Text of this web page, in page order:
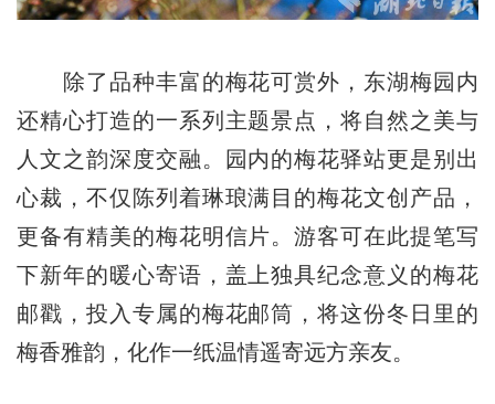
除了品种丰富的梅花可赏外，东湖梅园内
还精心打造的一系列主题景点，将自然之美与
人文之韵深度交融。园内的梅花驿站更是别出
心裁，不仅陈列着琳琅满目的梅花文创产品，
更备有精美的梅花明信片。游客可在此提笔写
下新年的暖心寄语，盖上独具纪念意义的梅花
邮戳，投入专属的梅花邮筒，将这份冬日里的
梅香雅韵，化作一纸温情遥寄远方亲友。